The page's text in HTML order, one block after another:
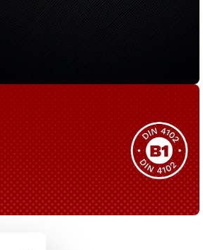
Sie haben nicht das passende
Produkt gefunden?
Wir helfen Ihnen gerne weiter!